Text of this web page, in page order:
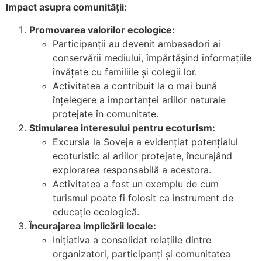
Impact asupra comunității:
Promovarea valorilor ecologice:
Participanții au devenit ambasadori ai
conservării mediului, împărtășind informațiile
învățate cu familiile și colegii lor.
Activitatea a contribuit la o mai bună
înțelegere a importanței ariilor naturale
protejate în comunitate.
Stimularea interesului pentru ecoturism:
Excursia la Soveja a evidențiat potențialul
ecoturistic al ariilor protejate, încurajând
explorarea responsabilă a acestora.
Activitatea a fost un exemplu de cum
turismul poate fi folosit ca instrument de
educație ecologică.
Încurajarea implicării locale:
Inițiativa a consolidat relațiile dintre
organizatori, participanți și comunitatea